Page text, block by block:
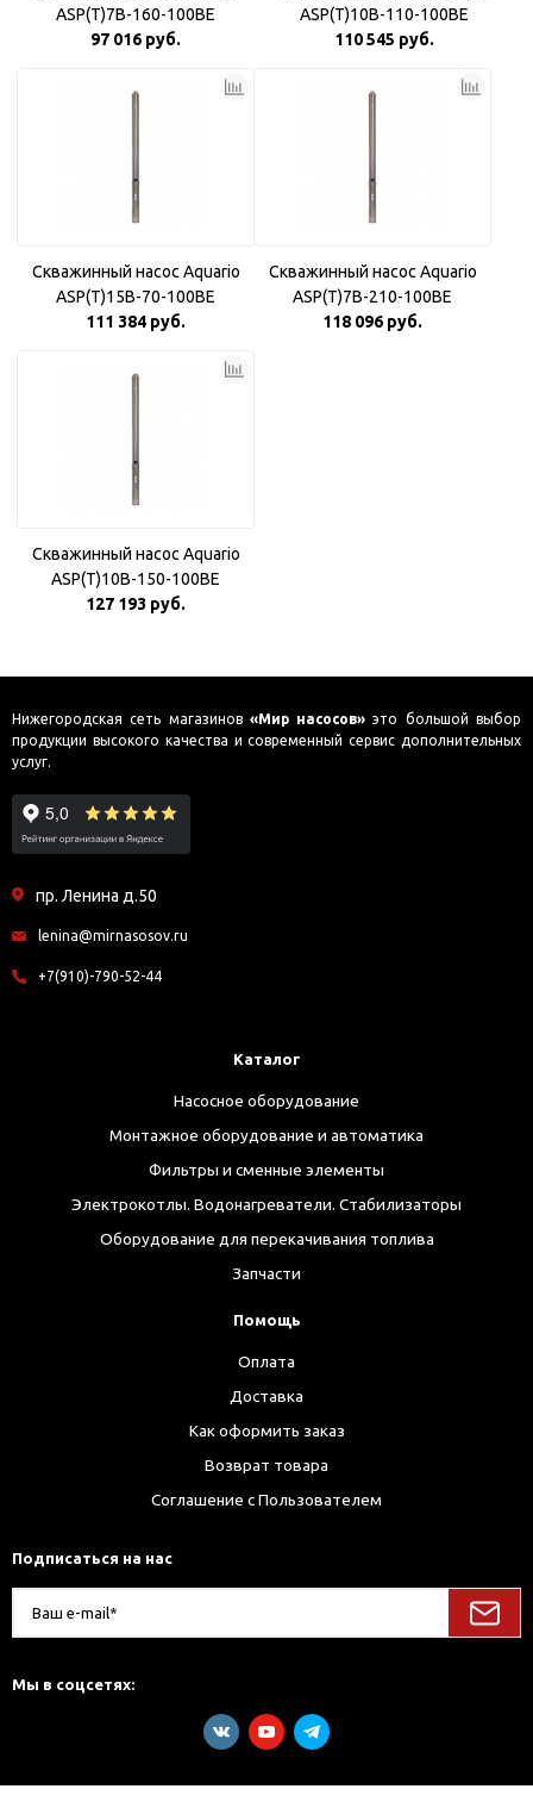
ASP(T)7B-160-100BE
97 016 руб.
ASP(T)10B-110-100BE
110 545 руб.
Скважинный насос Aquario
ASP(T)15B-70-100BE
111 384 руб.
Скважинный насос Aquario
ASP(T)7B-210-100BE
118 096 руб.
Скважинный насос Aquario
ASP(T)10B-150-100BE
127 193 руб.
Нижегородская сеть магазинов «Мир насосов» это большой выбор
продукции высокого качества и современный сервис дополнительных
услуг.
пр. Ленина д.50
lenina@mirnasosov.ru
+7(910)-790-52-44
Каталог
Насосное оборудование
Монтажное оборудование и автоматика
Фильтры и сменные элементы
Электрокотлы. Водонагреватели. Стабилизаторы
Оборудование для перекачивания топлива
Запчасти
Помощь
Оплата
Доставка
Как оформить заказ
Возврат товара
Соглашение с Пользователем
Подписаться на нас
Мы в соцсетях: